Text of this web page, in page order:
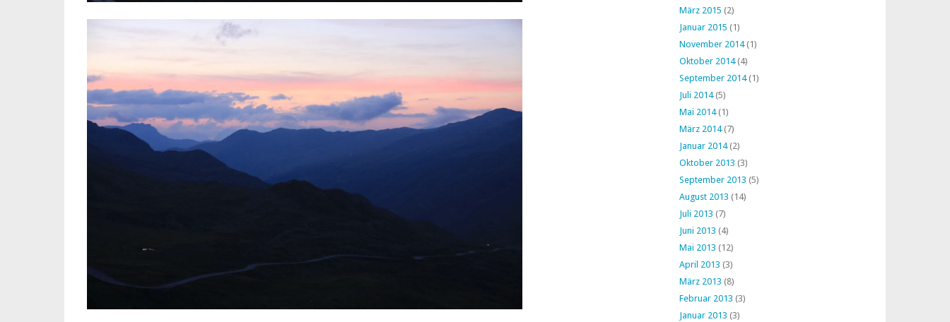
März 2015 (2)
Januar 2015 (1)
November 2014(1)
Oktober 2014(4)
September 2014(1)
Juli 2014(5)
Mai 2014(1)
März 2014(7)
Januar 2014(2)
Oktober 2013 (3)
September 2013 (5)
August 2013 (14)
Juli 2013 (7)
Juni 2013 (4)
Mai 2013 (12)
April 2013 (3)
März 2013 (8)
Februar 2013 (3)
Januar 2013 (3)